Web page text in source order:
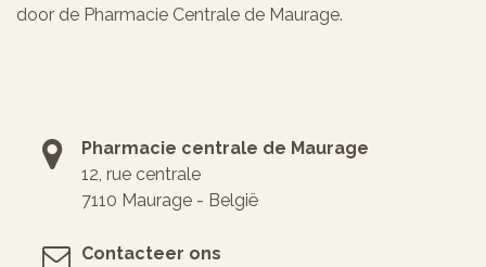
door de Pharmacie Centrale de Maurage.
Pharmacie centrale de Maurage
12, rue centrale
7110 Maurage - België
Contacteer ons